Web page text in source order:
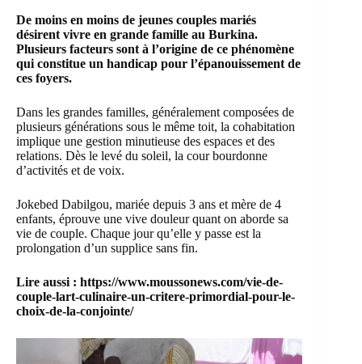
De moins en moins de jeunes couples mariés
désirent vivre en grande famille au Burkina.
Plusieurs facteurs sont à l’origine de ce phénomène
qui constitue un handicap pour l’épanouissement de
ces foyers.
Dans les grandes familles, généralement composées de
plusieurs générations sous le même toit, la cohabitation
implique une gestion minutieuse des espaces et des
relations. Dès le levé du soleil, la cour bourdonne
d’activités et de voix.
Jokebed Dabilgou, mariée depuis 3 ans et mère de 4
enfants, éprouve une vive douleur quant on aborde sa
vie de couple. Chaque jour qu’elle y passe est la
prolongation d’un supplice sans fin.
Lire aussi : https://www.moussonews.com/vie-de-
couple-lart-culinaire-un-critere-primordial-pour-le-
choix-de-la-conjointe/